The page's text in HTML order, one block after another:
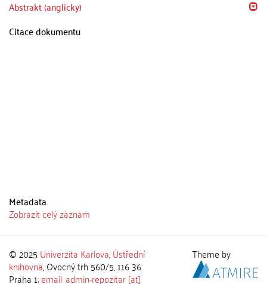
Abstrakt (anglicky)
Citace dokumentu
Metadata
Zobrazit celý záznam
© 2025 Univerzita Karlova,Ústřední
knihovna, Ovocný trh 560/5, 116 36
Praha 1;email: admin-repozitar [at]
Theme by